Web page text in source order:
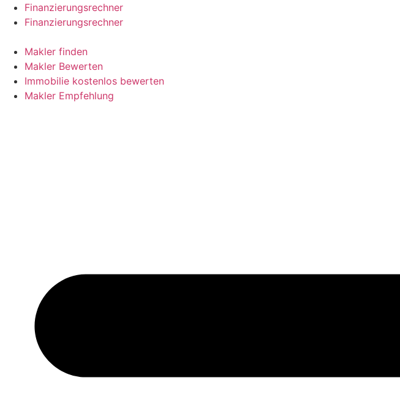
Skip
Finanzierungsrechner
Finanzierungsrechner
Makler finden
Makler Bewerten
Immobilie kostenlos bewerten
Makler Empfehlung